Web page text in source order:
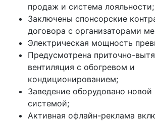
продаж и система лояльности;
Заключены спонсорские
договора с организаторами
Электрическая мощность
Предусмотрена приточно-
вентиляция с обогревом и
кондиционированием;
Заведение оборудовано
системой;
Активная офлайн-реклама